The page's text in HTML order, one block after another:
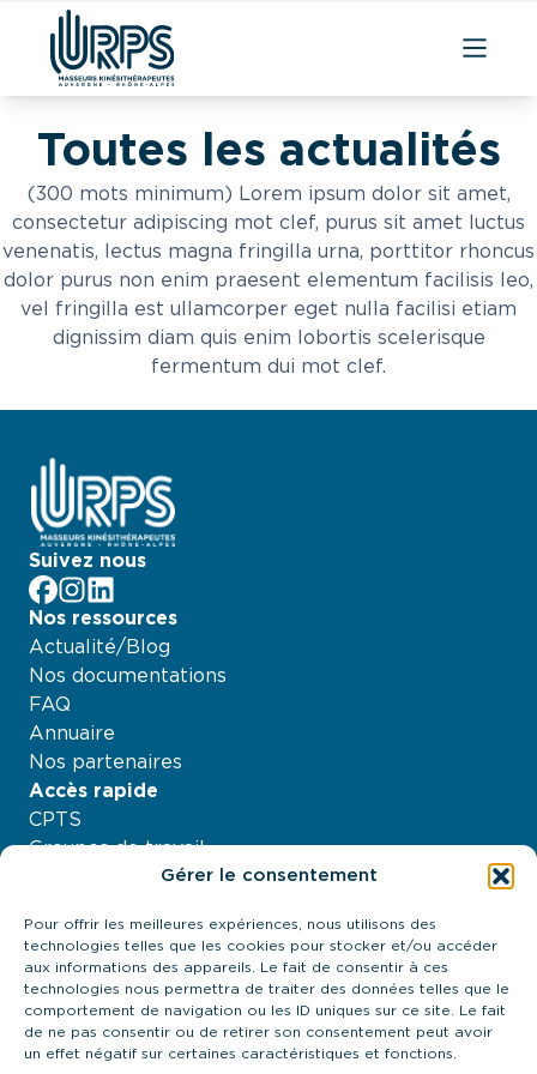
Gérer le consentement
Pour offrir les meilleures expériences, nous utilisons des
technologies telles que les cookies pour stocker et/ou accéder
aux informations des appareils. Le fait de consentir à ces
technologies nous permettra de traiter des données telles que le
comportement de navigation ou les ID uniques sur ce site. Le fait
de ne pas consentir ou de retirer son consentement peut avoir
un effet négatif sur certaines caractéristiques et fonctions.
contenuToutes les actualités
(300 mots minimum) Lorem ipsum dolor sit amet,
consectetur adipiscing mot clef, purus sit amet luctus
venenatis, lectus magna fringilla urna, porttitor rhoncus
dolor purus non enim praesent elementum facilisis leo,
vel fringilla est ullamcorper eget nulla facilisi etiam
dignissim diam quis enim lobortis scelerisque
fermentum dui mot clef.
Suivez nous
facebook
Instagram
LinkedIn
Nos ressources
Actualité/Blog
Nos documentations
FAQ
Annuaire
Nos partenaires
Accès rapide
CPTS
Groupes de travail
À propos
Contactez-nous
21 quai Antoine Riboud - 69002, Lyon
contact@urps-mk-ara.org
04 27 89 57 85